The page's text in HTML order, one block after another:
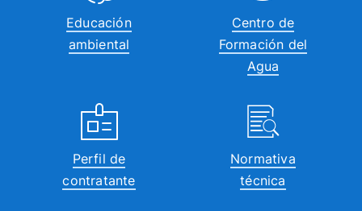
Educación
ambiental
Centro de
Formación del
Agua
Perfil de
contratante
Normativa
técnica